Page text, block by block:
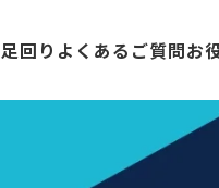
足回り よくあるご質問お